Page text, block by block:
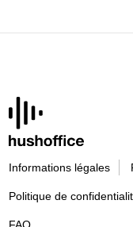
Informations légales
Politique de